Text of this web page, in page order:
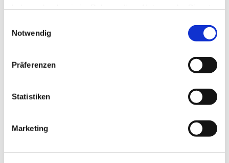
Notwendig
Präferenzen
Statistiken
Marketing
interessieren